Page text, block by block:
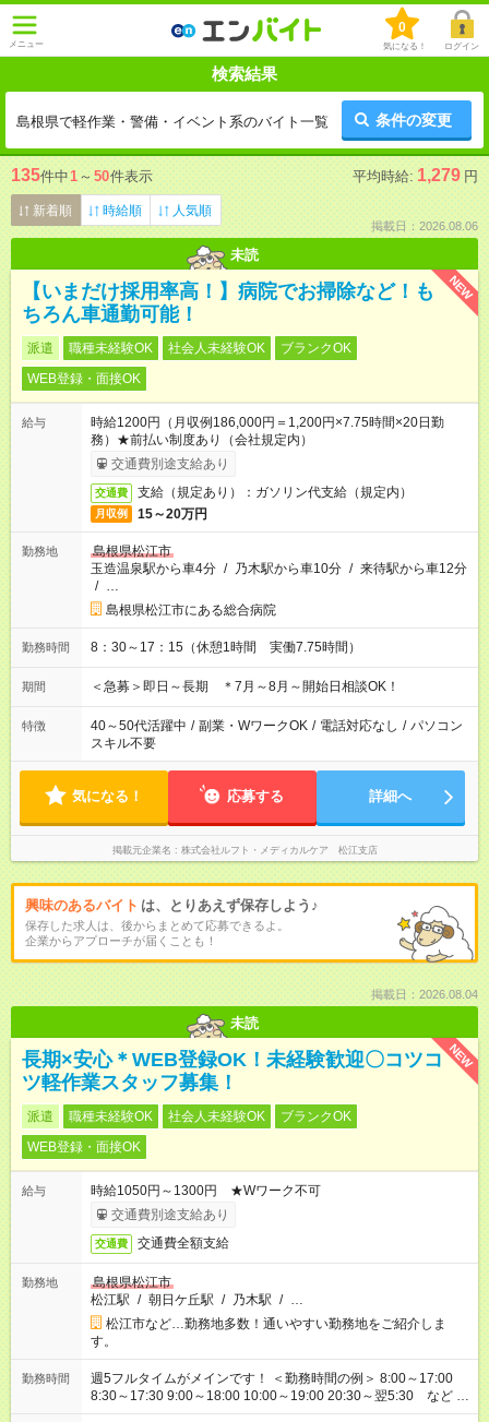
メニュー
0
気になる！ ログイン
検索結果
島根県で軽作業・警備・イベント系のバイト一覧 条件の変更
135件中1 ～ 50件表示 平均時給: 1,279 円
新着順 時給順 人気順
掲載日：2026.08.06
未読
NEW
【いまだけ採用率高！】病院でお掃除など！も
ちろん車通勤可能！
派遣 職種未経験OK 社会人未経験OK
ブランクOK
WEB登録・面接OK
給与
時給1200円（月収例186,000円＝1,200円×7.75時間×20日勤
務）★前払い制度あり（会社規定内）
交通費別途支給あり
交通費 支給（規定あり）：ガソリン代支給（規定内）
月収例 15～20万円
勤務地
島根県松江市
玉造温泉駅から車4分 / 乃木駅から車10分 / 来待駅から車12分
/ …
島根県松江市にある総合病院
勤務時間 8：30～17：15（休憩1時間 実働7.75時間）
期間 ＜急募＞即日～長期 ＊7月～8月～開始日相談OK！
特徴 40～50代活躍中 / 副業・WワークOK / 電話対応なし / パソコン
スキル不要
気になる！ 応募する 詳細へ
掲載元企業名 株式会社ルフト・メディカルケア 松江支店
興味のあるバイト は、とりあえず保存しよう♪
保存した求人は、後からまとめて応募できるよ。
企業からアプローチが届くことも！
掲載日：2026.08.04
未読
NEW
長期×安心＊WEB登録OK！未経験歓迎〇コツコ
ツ軽作業スタッフ募集！
派遣 職種未経験OK 社会人未経験OK
ブランクOK
WEB登録・面接OK
給与
時給1050円～1300円 ★Wワーク不可
交通費別途支給あり
交通費 交通費全額支給
勤務地
島根県松江市
松江駅 / 朝日ケ丘駅 / 乃木駅 / …
松江市など…勤務地多数！通いやすい勤務地をご紹介しま
す。
勤務時間
週5フルタイムがメインです！ ＜勤務時間の例＞ 8:00～17:00
8:30～17:30 9:00～18:00 10:00～19:00 20:30～翌5:30 など ★
その他にも勤務時間多数！ 日勤のみ、残業なし、交替制など